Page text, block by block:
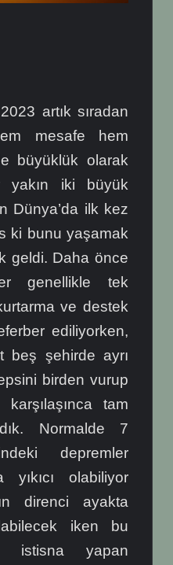
artık sıradan
mesafe hem
büyüklük olarak
yakın iki büyük
Dünya’da ilk kez
ki bunu yaşamak
geldi. Daha önce
genellikle tek
ve destek
ediliyorken,
beş şehirde ayrı
birden vurup
tam
Normalde 7
depremler
yıkıcı olabiliyor
direnci ayakta
iken bu
istisna yapan